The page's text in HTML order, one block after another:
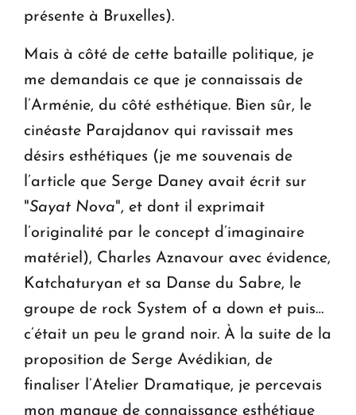
présente à Bruxelles).
Mais à côté de cette bataille politique, je
me demandais ce que je connaissais de
l’Arménie, du côté esthétique. Bien sûr, le
cinéaste Parajdanov qui ravissait mes
désirs esthétiques (je me souvenais de
l’article que Serge Daney avait écrit sur
"Sayat Nova", et dont il exprimait
l’originalité par le concept d’imaginaire
matériel), Charles Aznavour avec évidence,
Katchaturyan et sa Danse du Sabre, le
groupe de rock System of a down et puis…
c’était un peu le grand noir. À la suite de la
proposition de Serge Avédikian, de
finaliser l’Atelier Dramatique, je percevais
mon manque de connaissance esthétique